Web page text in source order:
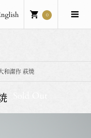
0
和潔作 萩焼